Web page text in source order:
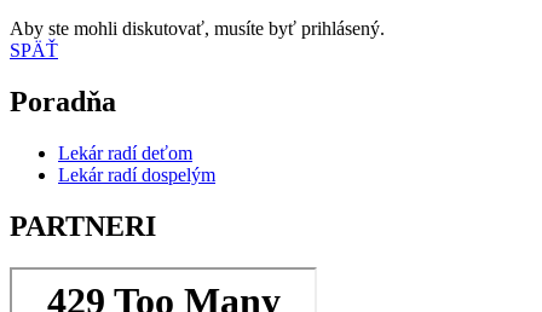
Aby ste mohli diskutovať, musíte byť prihlásený.
SPÄŤ
Poradňa
Lekár radí deťom
Lekár radí dospelým
PARTNERI